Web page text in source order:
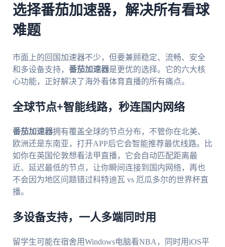
选择番茄加速器，解决所有看球
难题
市面上的回国加速器不少，但要兼顾稳定、流畅、安全
和多设备支持， 番茄加速器是更优的选择。它的六大核
心功能，正好解决了海外看体育直播的所有痛点。
全球节点+智能线路，秒连国内网络
番茄加速器拥有覆盖全球的节点分布，不管你在北美、
欧洲还是东南亚，打开APP后它会智能推荐最优线路。比
如你在英国伦敦想看法甲直播，它会自动匹配距离最
近、延迟最低的节点，让你瞬间连接到国内网络，再也
不会因为地区问题错过科特迪瓦 vs 厄瓜多尔的世界杯直
播。
多设备支持，一人多端同时用
留学生可能在宿舍用Windows电脑看NBA，同时用iOS平